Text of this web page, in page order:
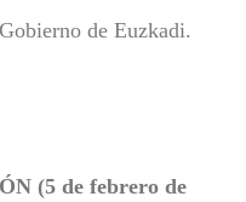
de Euzkadi.
(5 de febrero de